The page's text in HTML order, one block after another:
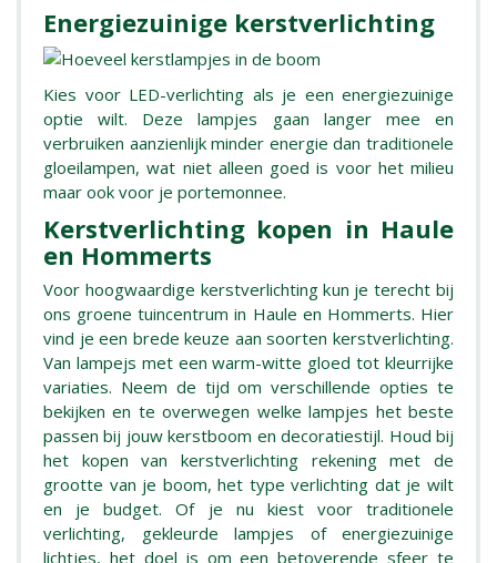
Energiezuinige kerstverlichting
Kies voor LED-verlichting als je een energiezuinige
optie wilt. Deze lampjes gaan langer mee en
verbruiken aanzienlijk minder energie dan traditionele
gloeilampen, wat niet alleen goed is voor het milieu
maar ook voor je portemonnee.
Kerstverlichting kopen in Haule
en Hommerts
Voor hoogwaardige kerstverlichting kun je terecht bij
ons groene tuincentrum in Haule en Hommerts. Hier
vind je een brede keuze aan soorten kerstverlichting.
Van lampejs met een warm-witte gloed tot kleurrijke
variaties. Neem de tijd om verschillende opties te
bekijken en te overwegen welke lampjes het beste
passen bij jouw kerstboom en decoratiestijl. Houd bij
het kopen van kerstverlichting rekening met de
grootte van je boom, het type verlichting dat je wilt
en je budget. Of je nu kiest voor traditionele
verlichting, gekleurde lampjes of energiezuinige
lichtjes, het doel is om een betoverende sfeer te